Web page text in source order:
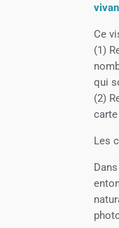
Ce
(1)
qui
(2)
Les